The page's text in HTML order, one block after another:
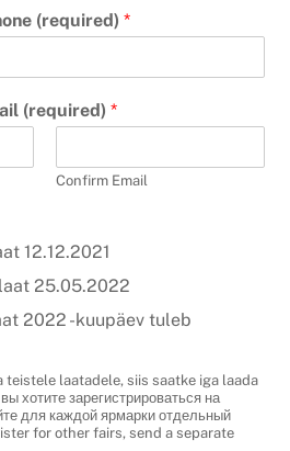
(required)*
(required)*
Confirm Email
12.12.2021
25.05.2022
2022 -kuupäev tuleb
teistele laatadele, siis saatke iga laada
хотите зарегистрироваться на
для каждой ярмарки отдельный
for other fairs, send a separate